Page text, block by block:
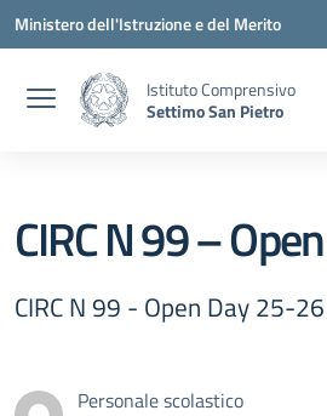
Vai ai contenuti
Vai al menu di navigazione
Vai al footer
Ministero dell'Istruzione e del Merito
Istituto Comprensivo
Settimo San Pietro
CIRC N 99 –
CIRC N 99 - Open Day 25-26
Personale scolastico